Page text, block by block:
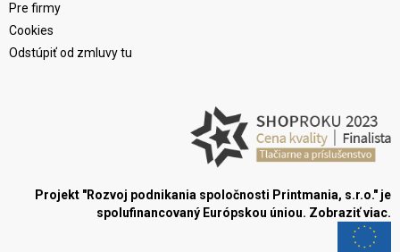
Pre firmy
Cookies
Odstúpiť od zmluvy tu
Projekt "Rozvoj podnikania spoločnosti Printmania, s.r.o." je
spolufinancovaný Európskou úniou. Zobraziť viac.